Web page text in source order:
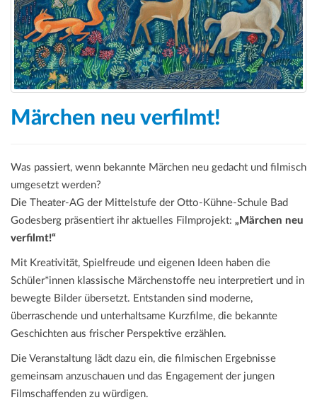
a
t
i
o
n
Märchen neu verfilmt!
Was passiert, wenn bekannte Märchen neu gedacht und filmisch
umgesetzt werden?
Die Theater-AG der Mittelstufe der Otto-Kühne-Schule Bad
Godesberg präsentiert ihr aktuelles Filmprojekt: „Märchen neu
verfilmt!“
Mit Kreativität, Spielfreude und eigenen Ideen haben die
Schüler*innen klassische Märchenstoffe neu interpretiert und in
bewegte Bilder übersetzt. Entstanden sind moderne,
überraschende und unterhaltsame Kurzfilme, die bekannte
Geschichten aus frischer Perspektive erzählen.
Die Veranstaltung lädt dazu ein, die filmischen Ergebnisse
gemeinsam anzuschauen und das Engagement der jungen
Filmschaffenden zu würdigen.